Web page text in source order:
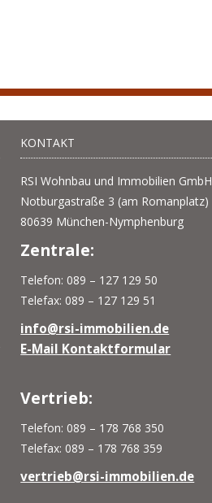
KONTAKT
RSI Wohnbau und Immobilien GmbH
Notburgastraße 3 (am Romanplatz)
80639 München-Nymphenburg
Zentrale:
Telefon: 089 – 127 129 50
Telefax: 089 – 127 129 51
info@rsi-immobilien.de
E-Mail Kontaktformular
Vertrieb:
Telefon: 089 – 178 768 350
Telefax: 089 – 178 768 359
vertrieb@rsi-immobilien.de